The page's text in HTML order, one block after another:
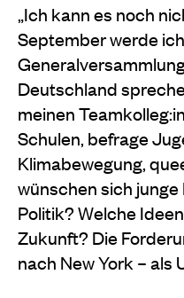
„Ich kann es noch
September werde
Deutschland
meinen
Schulen, befrage
Klimabewegung,
wünschen sich
Politik? Welche
Zukunft? Die
nach New York –